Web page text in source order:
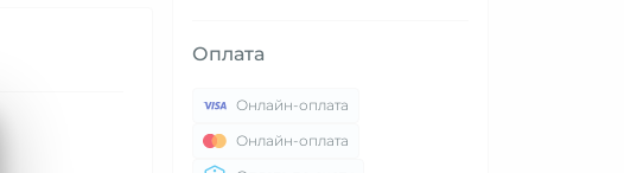
Оплата
Онлайн-оплата
Онлайн-оплата